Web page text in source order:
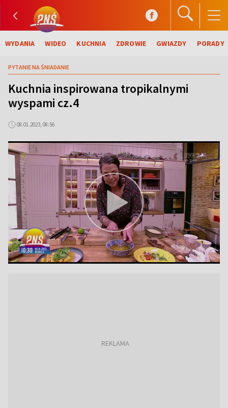
WYDANIA WIDEO KUCHNIA ZDROWIE GWIAZDY PORADY
PYTANIE NA ŚNIADANIE
Kuchnia inspirowana tropikalnymi
wyspami cz.4
08.01.2023, 08:56